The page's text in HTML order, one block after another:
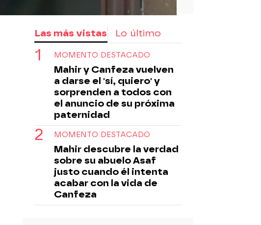
Las más vistas Lo último
MOMENTO DESTACADO
Mahir y Canfeza vuelven
a darse el 'sí, quiero' y
sorprenden a todos con
el anuncio de su próxima
paternidad
MOMENTO DESTACADO
Mahir descubre la verdad
sobre su abuelo Asaf
justo cuando él intenta
acabar con la vida de
Canfeza